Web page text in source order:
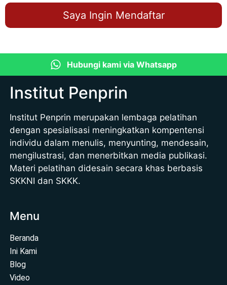
Saya Ingin Mendaftar
Hubungi kami via Whatsapp
Institut Penprin
Institut Penprin merupakan lembaga pelatihan
dengan spesialisasi meningkatkan kompentensi
individu dalam menulis, menyunting, mendesain,
mengilustrasi, dan menerbitkan media publikasi.
Materi pelatihan didesain secara khas berbasis
SKKNI dan SKKK.
Menu
Beranda
Ini Kami
Blog
Video